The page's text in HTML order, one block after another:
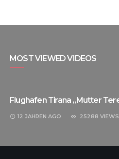
MOST VIEWED VIDEOS
Flughafen Tirana „Mutter
12 JAHREN AGO 25288 VIEWS